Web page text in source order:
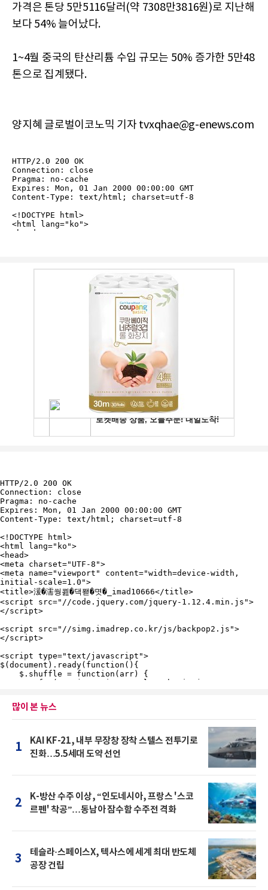
가격은 톤당 5만5116달러(약 7308만3816원)로 지난해
보다 54% 늘어났다.
1~4월 중국의 탄산리튬 수입 규모는 50% 증가한 5만48
톤으로 집계됐다.
양지혜 글로벌이코노믹 기자 tvxqhae@g-enews.com
많이 본 뉴스
1
KAI KF-21, 내부 무장창 장착 스텔스 전투기로
진화…5.5세대 도약 선언
2
K-방산 수주 이상, “인도네시아, 프랑스 '스코
르펜' 착공”…동남아 잠수함 수주전 격화
3
테슬라·스페이스X, 텍사스에 세계 최대 반도체
공장 건립